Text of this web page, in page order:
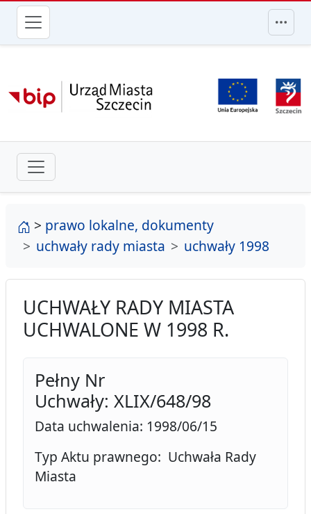
przejdź do głównego menu
strona główna
> prawo lokalne, dokumenty
uchwały rady miasta
uchwały 1998
UCHWAŁY RADY MIASTA
UCHWALONE W 1998 R.
Pełny Nr
Uchwały: XLIX/648/98
Data uchwalenia: 1998/06/15
Typ Aktu prawnego: Uchwała Rady
Miasta